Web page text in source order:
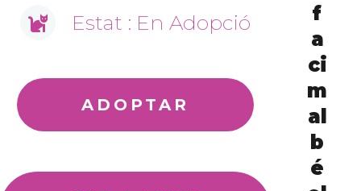
Estat : En Adopció
ADOPTAR
f
a
ci
m
al
b
é